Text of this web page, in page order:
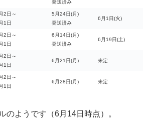
発送済み
2日～
1日
5月24日(月)
発送済み
6月1日(火)
2日～
1日
6月14日(月)
発送済み
6月19日(土)
2日～
1日
6月21日(月) 未定
2日～
1日
6月28日(月) 未定
のようです（6月14日時点）。